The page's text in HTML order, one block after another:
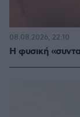
Η φυσική
08.08.2026, 22:10